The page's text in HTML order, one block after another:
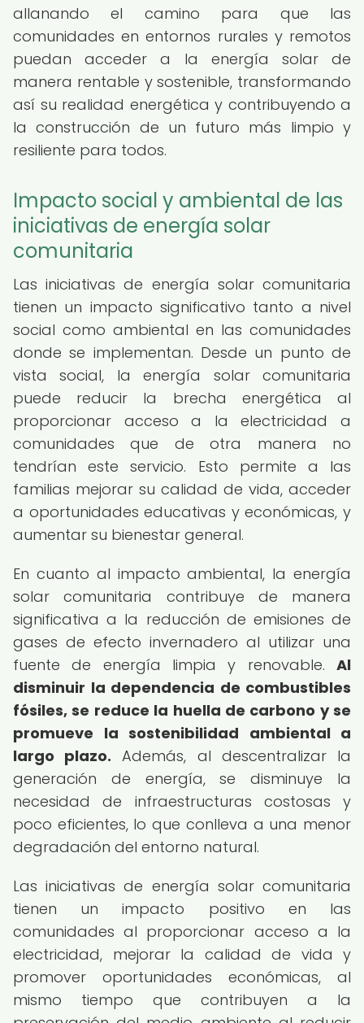
allanando el camino para que las
comunidades en entornos rurales y remotos
puedan acceder a la energía solar de
manera rentable y sostenible, transformando
así su realidad energética y contribuyendo a
la construcción de un futuro más limpio y
resiliente para todos.
Impacto social y ambiental de las
iniciativas de energía solar
comunitaria
Las iniciativas de energía solar comunitaria
tienen un impacto significativo tanto a nivel
social como ambiental en las comunidades
donde se implementan. Desde un punto de
vista social, la energía solar comunitaria
puede reducir la brecha energética al
proporcionar acceso a la electricidad a
comunidades que de otra manera no
tendrían este servicio. Esto permite a las
familias mejorar su calidad de vida, acceder
a oportunidades educativas y económicas, y
aumentar su bienestar general.
En cuanto al impacto ambiental, la energía
solar comunitaria contribuye de manera
significativa a la reducción de emisiones de
gases de efecto invernadero al utilizar una
fuente de energía limpia y renovable. Al
disminuir la dependencia de combustibles
fósiles, se reduce la huella de carbono y se
promueve la sostenibilidad ambiental a
largo plazo. Además, al descentralizar la
generación de energía, se disminuye la
necesidad de infraestructuras costosas y
poco eficientes, lo que conlleva a una menor
degradación del entorno natural.
Las iniciativas de energía solar comunitaria
tienen un impacto positivo en las
comunidades al proporcionar acceso a la
electricidad, mejorar la calidad de vida y
promover oportunidades económicas, al
mismo tiempo que contribuyen a la